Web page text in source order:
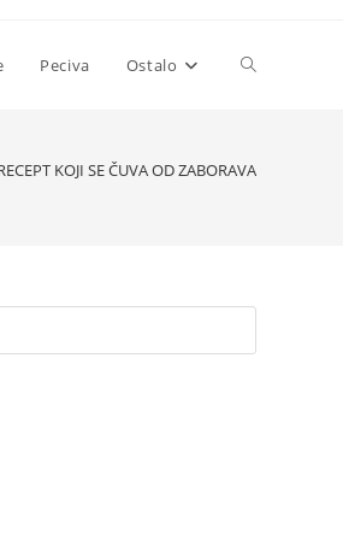
Peciva Ostalo Toggle
KOJI SE ČUVA OD ZABORAVA